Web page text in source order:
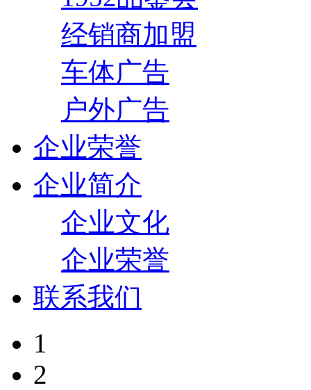
经销商加盟
车体广告
户外广告
企业荣誉
企业简介
企业文化
企业荣誉
联系我们
1
2